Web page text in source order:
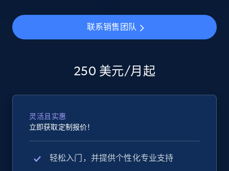
359+
URL, Product id, Title, Seller name, Seller rating,
more.
联系销售团队
250 美元/月起
灵活且实惠
立即获取定制报价！
轻松入门，并提供个性化专业支持